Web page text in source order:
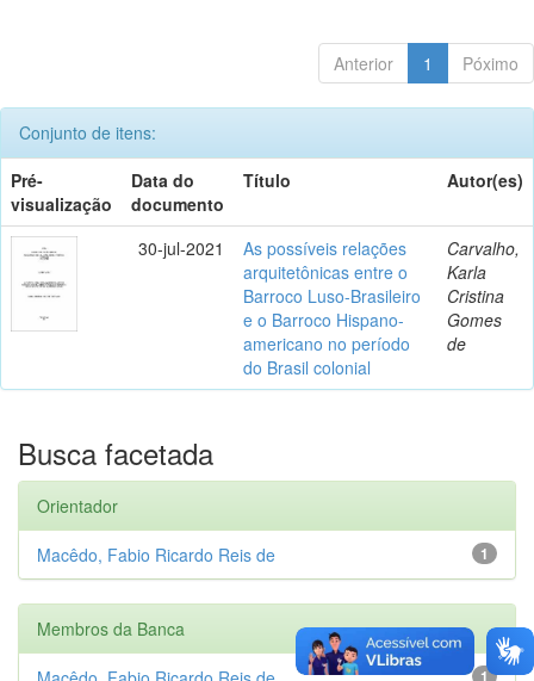
Anterior 1 Póximo
Conjunto de itens:
Pré-
visualização
Data do
documento
Título Autor(es)
30-jul-2021
As possíveis relações
arquitetônicas entre o
Barroco Luso-Brasileiro
e o Barroco Hispano-
americano no período
do Brasil colonial
Carvalho,
Karla
Cristina
Gomes
de
Busca facetada
Orientador
1
Macêdo, Fabio Ricardo Reis de
Membros da Banca
1